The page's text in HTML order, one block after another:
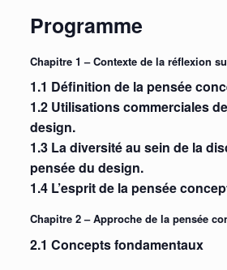
Programme
Chapitre 1 – Contexte de la réflexion
1.1 Définition de la pensée
1.2 Utilisations commerciales
design.
1.3 La diversité au sein de la
pensée du design.
1.4 L’esprit de la pensée
Chapitre 2 – Approche de la pensée
2.1 Concepts fondamentaux